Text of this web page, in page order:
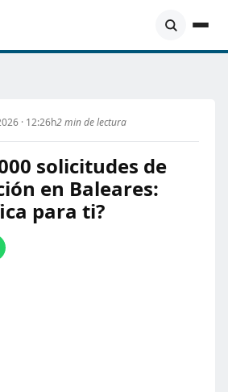
· 12:26h2 min de lectura
solicitudes de
en Baleares:
para ti?